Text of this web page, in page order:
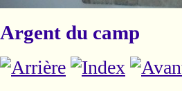
Argent du camp